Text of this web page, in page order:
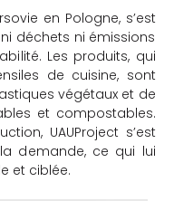
en Pologne, s’est
déchets ni émissions
Les produits, qui
de cuisine, sont
végétaux et de
et compostables.
UAUProject s’est
demande, ce qui lui
et ciblée.